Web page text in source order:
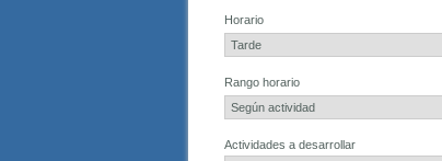
Horario
Rango horario
Actividades a desarrollar